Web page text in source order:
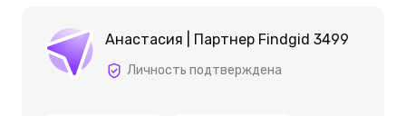
Анастасия | Партнер Findgid 3499
Личность подтверждена